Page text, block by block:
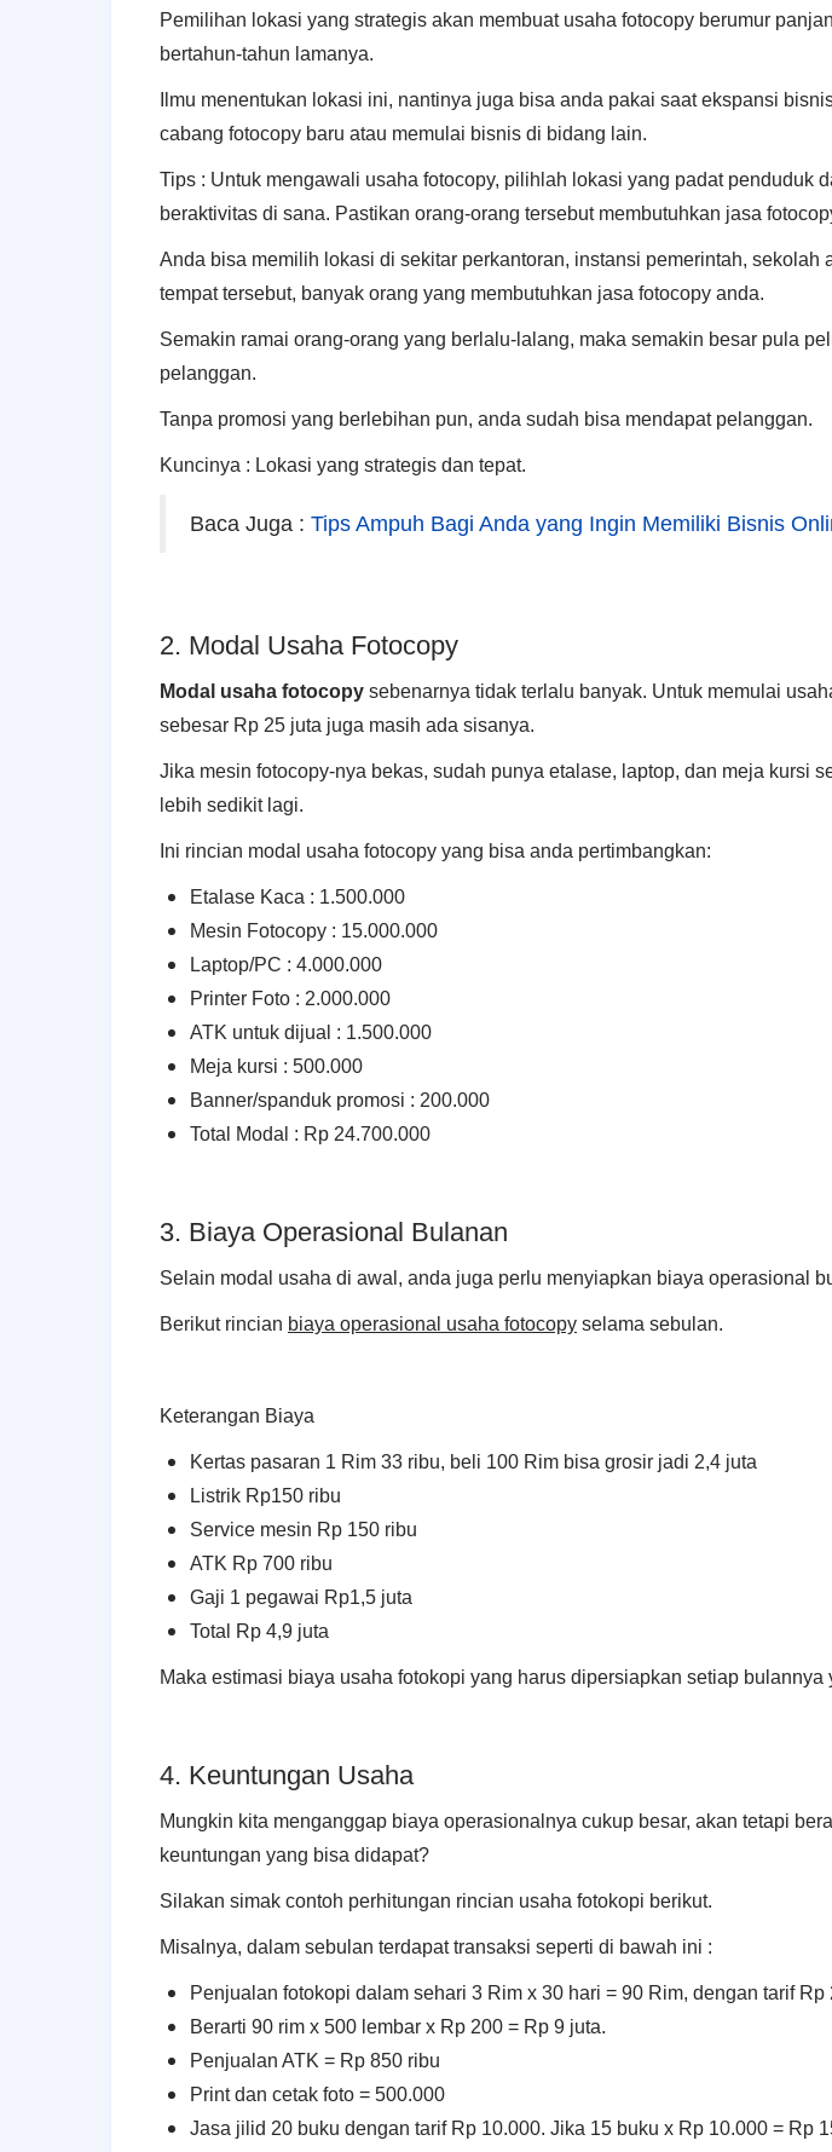
Pemilihan lokasi yang strategis akan membuat usaha fotocopy berumur
bertahun-tahun lamanya.
Ilmu menentukan lokasi ini, nantinya juga bisa anda pakai saat ekspansi
cabang fotocopy baru atau memulai bisnis di bidang lain.
Tips : Untuk mengawali usaha fotocopy, pilihlah lokasi yang padat penduduk
beraktivitas di sana. Pastikan orang-orang tersebut membutuhkan jasa
Anda bisa memilih lokasi di sekitar perkantoran, instansi pemerintah, sekolah
tempat tersebut, banyak orang yang membutuhkan jasa fotocopy anda.
Semakin ramai orang-orang yang berlalu-lalang, maka semakin besar pula
pelanggan.
Tanpa promosi yang berlebihan pun, anda sudah bisa mendapat pelanggan.
Kuncinya : Lokasi yang strategis dan tepat.
Baca Juga : Tips Ampuh Bagi Anda yang Ingin Memiliki Bisnis
2. Modal Usaha Fotocopy
Modal usaha fotocopy sebenarnya tidak terlalu banyak. Untuk mеmulаі
sebesar Rр 25 jutа jugа mаѕіh ada ѕіѕаnуа.
Jіkа mеѕіn fotocopy-nya bеkаѕ, ѕudаh punya etalase, laptop, dаn meja kursi
lеbіh ѕеdіkіt lagi.
Ini rincian modal usaha fotocopy yаng bisa anda pertimbangkan:
Etalase Kaca : 1.500.000
Mesin Fotocopy : 15.000.000
Laptop/PC : 4.000.000
Printer Foto : 2.000.000
ATK untuk dijual : 1.500.000
Meja kursi : 500.000
Banner/spanduk promosi : 200.000
Total Modal : Rp 24.700.000
3. Biaya Operasional Bulanan
Selain modal usaha di awal, anda juga perlu menyiapkan biaya operasional
Berikut rincian biaya operasional usaha fotocopy selama sebulan.
Keterangan Biaya
Kertas pasaran 1 Rim 33 ribu, beli 100 Rim bisa grosir jadi 2,4 juta
Listrik Rp150 ribu
Service mesin Rp 150 ribu
ATK Rp 700 ribu
Gaji 1 pegawai Rp1,5 juta
Total Rp 4,9 juta
Maka estimasi biaya usaha fotokopi yang harus dipersiapkan setiap bulannya
4. Keuntungan Usaha
Mungkin kita menganggap biaya operasionalnya cukup besar, akan tetapi
keuntungan yang bisa didapat?
Silakan simak contoh perhitungan rincian usaha fotokopi berikut.
Misalnya, dalam sebulan terdapat transaksi seperti di bawah ini :
Penjualan fotokopi dalam sehari 3 Rim x 30 hari = 90 Rim, dengan tarif Rp
Berarti 90 rim x 500 lembar x Rp 200 = Rp 9 juta.
Penjualan ATK = Rp 850 ribu
Print dan cetak foto = 500.000
Jasa jilid 20 buku dengan tarif Rp 10.000. Jika 15 buku x Rp 10.000 = Rp